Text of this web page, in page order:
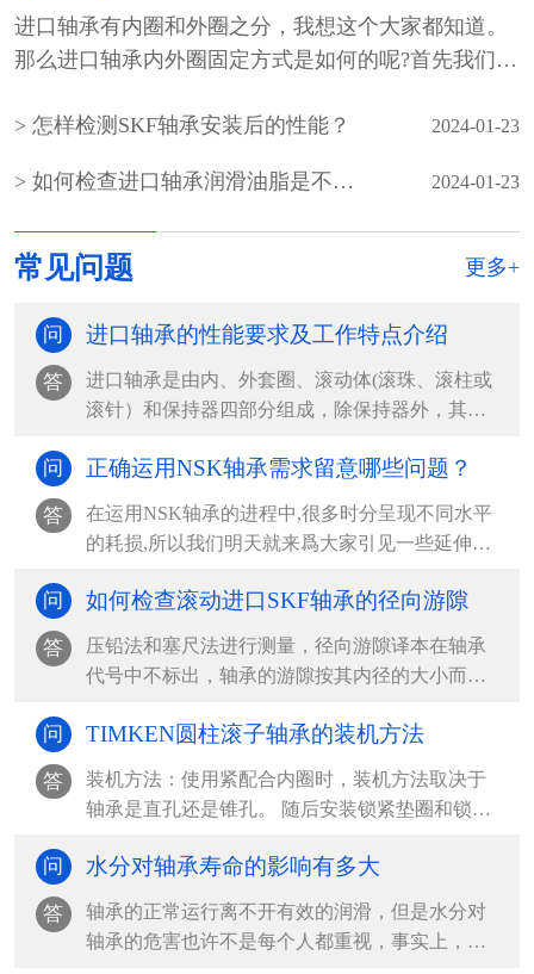
进口轴承有内圈和外圈之分，我想这个大家都知道。
那么进口轴承内外圈固定方式是如何的呢?首先我们先
怎样检测SKF轴承安装后的性能？
2024-01-23
如何检查进口轴承润滑油脂是不是霉变 2024-01-23
常见问题 更多+
问 进口轴承的性能要求及工作特点介绍
答
进口轴承是由内、外套圈、滚动体(滚珠、滚柱或
滚针）和保持器四部分组成，除保持器外，其余
问 正确运用NSK轴承需求留意哪些问题？
答
在运用NSK轴承的进程中,很多时分呈现不同水平
的耗损,所以我们明天就来爲大家引见一些延伸
问 如何检查滚动进口SKF轴承的径向游隙
答
压铅法和塞尺法进行测量，径向游隙译本在轴承
代号中不标出，轴承的游隙按其内径的大小而不
问 TIMKEN圆柱滚子轴承的装机方法
答
装机方法：使用紧配合内圈时，装机方法取决于
轴承是直孔还是锥孔。 随后安装锁紧垫圈和锁紧
问 水分对轴承寿命的影响有多大
答
轴承的正常运行离不开有效的润滑，但是水分对
轴承的危害也许不是每个人都重视，事实上，水